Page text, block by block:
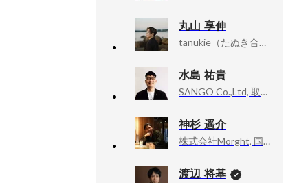
丸山 享伸
tanukie（たぬき合同会社）, CEO / Creative Director
水島 祐貴
SANGO Co.,Ltd, 取締役
神杉 遥介
株式会社Morght, 国内事業部
渡辺 将基